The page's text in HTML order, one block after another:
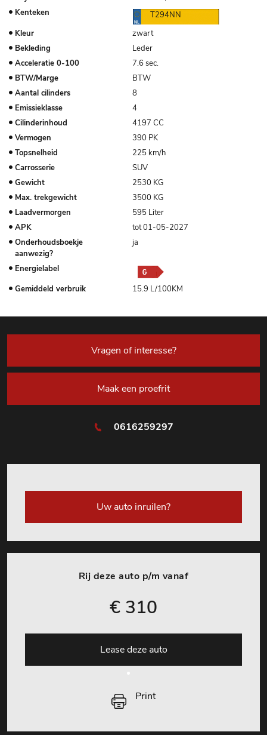
Kenteken
T294NN
Kleur
zwart
Bekleding
Leder
Acceleratie 0-100
7.6 sec.
BTW/Marge
BTW
Aantal cilinders
8
Emissieklasse
4
Cilinderinhoud
4197 CC
Vermogen
390 PK
Topsnelheid
225 km/h
Carrosserie
SUV
Gewicht
2530 KG
Max. trekgewicht
3500 KG
Laadvermorgen
595 Liter
APK
tot 01-05-2027
Onderhoudsboekje
aanwezig?
ja
Energielabel
Gemiddeld verbruik
15.9 L/100KM
Vragen of interesse?
Maak een proefrit
0616259297
Uw auto inruilen?
Rij deze auto p/m vanaf
€ 310
Lease deze auto
Print